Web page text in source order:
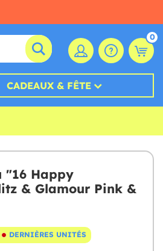
0
CADEAUX & FÊTE
"16 Happy
& Glamour Pink &
DERNIÈRES UNITÉS